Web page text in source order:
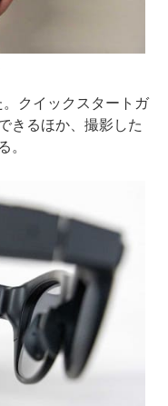
クイックスタートガ
きるほか、撮影した
。